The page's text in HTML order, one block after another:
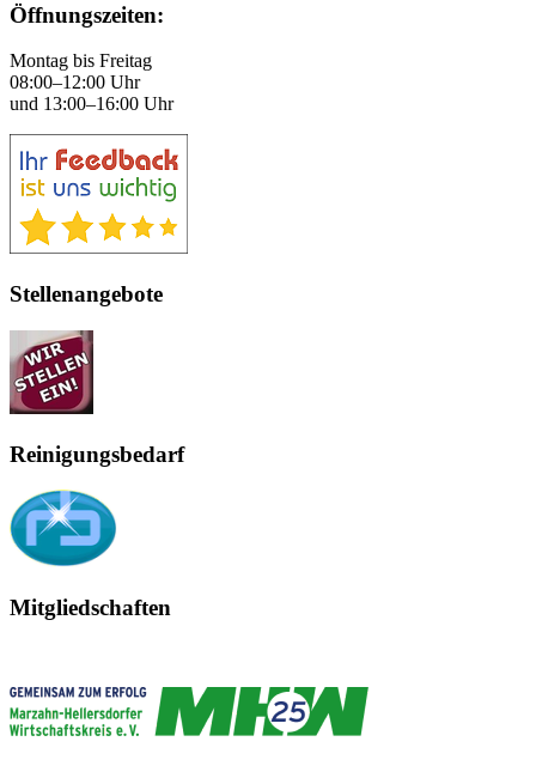
Öffnungszeiten:
Montag bis Freitag
08:00–12:00 Uhr
und 13:00–16:00 Uhr
Stellenangebote
Reinigungsbedarf
Mitgliedschaften